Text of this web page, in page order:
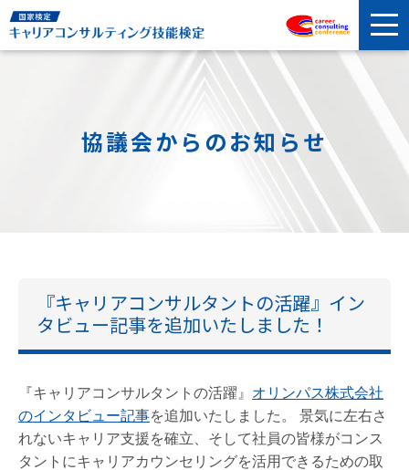
協議会からのお知らせ
『キャリアコンサルタントの活躍』イン
タビュー記事を追加いたしました！
『キャリアコンサルタントの活躍』 オリンパス株式会社
のインタビュー記事を追加いたしました。 景気に左右さ
れないキャリア支援を確立、そして社員の皆様がコンス
タントにキャリアカウンセリングを活用できるための取